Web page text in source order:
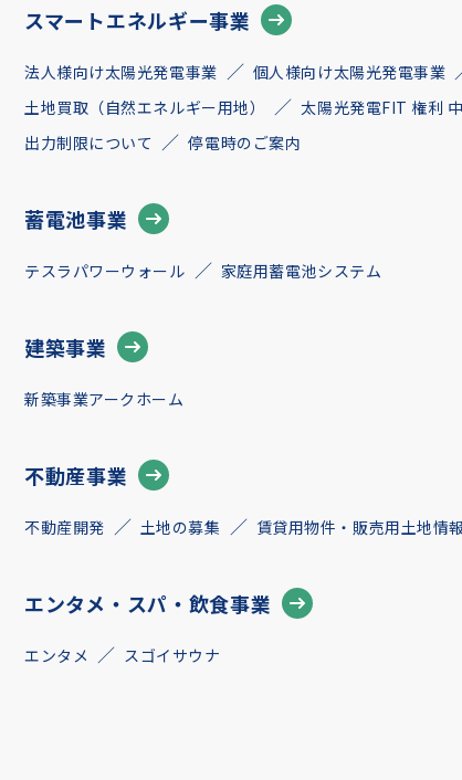
スマートエネルギー事業
法人様向け太陽光発電事業 個人様向け太陽光発電事業
土地買取（自然エネルギー用地）
太陽光発電FIT 権利
出力制限について
停電時のご案内
蓄電池事業
テスラパワーウォール 家庭用蓄電池システム
建築事業
新築事業アークホーム
不動産事業
不動産開発 土地の募集 賃貸用物件・販売用土地情報
エンタメ・スパ・飲食事業
エンタメ スゴイサウナ